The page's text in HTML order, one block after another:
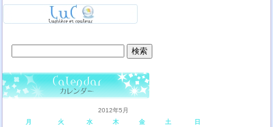
索:
2012年5月
月
火 水 木 金 土 日